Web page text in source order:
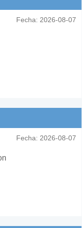
Fecha: 2026-08-07
Fecha: 2026-08-07